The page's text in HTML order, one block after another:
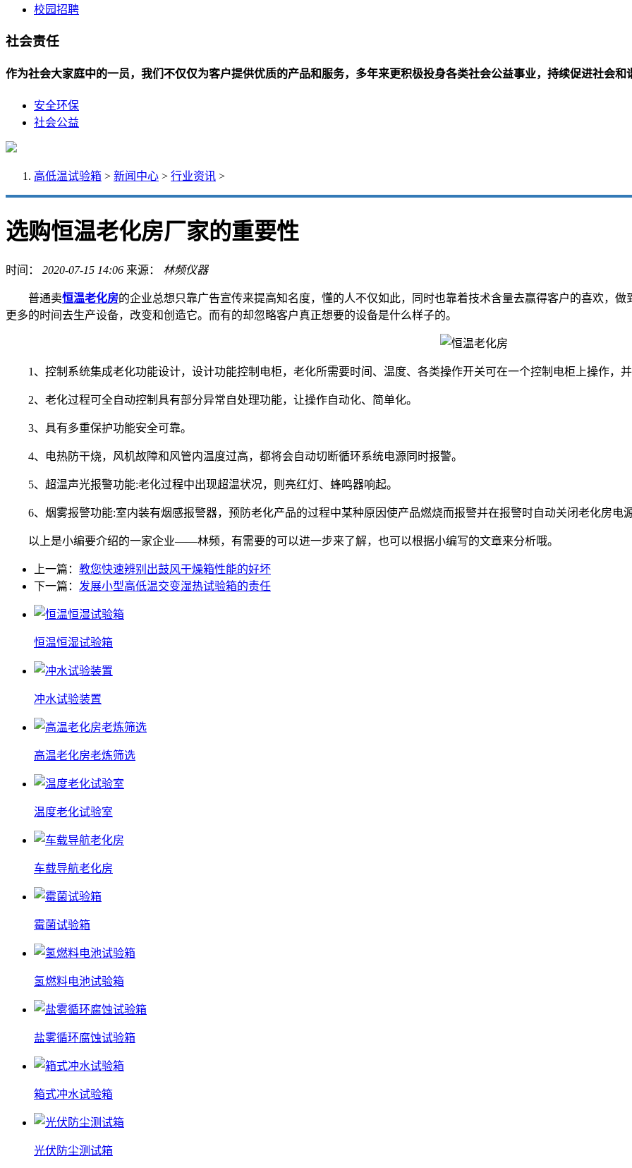
校园招聘
社会责任
作为社会大家庭中的一员，我们不仅仅为客户提供优质的产品和服务，多年来更积极投身各类社会公益事业，持续促进社会和
安全环保
社会公益
高低温试验箱 > 新闻中心 > 行业资讯 >
选购恒温老化房厂家的重要性
时间： 2020-07-15 14:06 来源： 林频仪器
普通卖恒温老化房的企业总想只靠广告宣传来提高知名度，懂的人不仅如此，同时也靠着技术含量去赢得客户的喜欢，
更多的时间去生产设备，改变和创造它。而有的却忽略客户真正想要的设备是什么样子的。
1、控制系统集成老化功能设计，设计功能控制电柜，老化所需要时间、温度、各类操作开关可在一个控制电柜上操作，
2、老化过程可全自动控制具有部分异常自处理功能，让操作自动化、简单化。
3、具有多重保护功能安全可靠。
4、电热防干烧，风机故障和风管内温度过高，都将会自动切断循环系统电源同时报警。
5、超温声光报警功能:老化过程中出现超温状况，则亮红灯、蜂鸣器响起。
6、烟雾报警功能:室内装有烟感报警器，预防老化产品的过程中某种原因使产品燃烧而报警并在报警时自动关闭老化房电
以上是小编要介绍的一家企业——林频，有需要的可以进一步来了解，也可以根据小编写的文章来分析哦。
上一篇： 教您快速辨别出鼓风干燥箱性能的好坏
下一篇： 发展小型高低温交变湿热试验箱的责任
恒温恒湿试验箱
冲水试验装置
高温老化房老炼筛选
温度老化试验室
车载导航老化房
霉菌试验箱
氢燃料电池试验箱
盐雾循环腐蚀试验箱
箱式冲水试验箱
光伏防尘测试箱